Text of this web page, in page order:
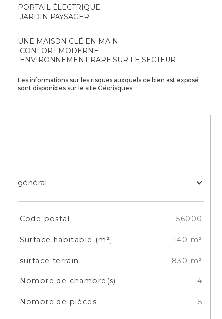
PORTAIL ÉLECTRIQUE
JARDIN PAYSAGER
UNE MAISON CLÉ EN MAIN
CONFORT MODERNE
ENVIRONNEMENT RARE SUR LE SECTEUR
Les informations sur les risques auxquels ce bien est exposé
sont disponibles sur le site Géorisques
général
TRAD_SIROCCO_Caracteristique
Code postal 56000
Surface habitable (m²) 140 m²
surface terrain 830 m²
Nombre de chambre(s) 4
Nombre de pièces 5